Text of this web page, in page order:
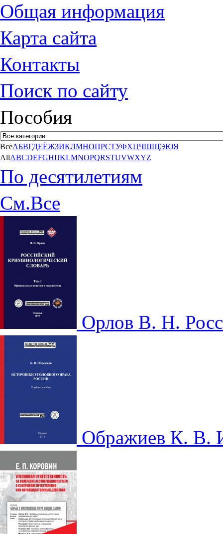
Общая информация
Карта сайта
Контакты
Поиск по сайту
Пособия
ВсеАБВГДЕЁЖЗИКЛМНОПРСТУФХЦЧШЩЭЮЯ
AllABCDEFGHIJKLMNOPQRSTUVWXYZ
По десятилетиям
См.Все
Орлов В. Н.
Ображиев К. В.